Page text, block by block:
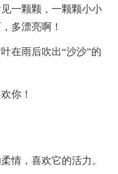
一颗颗，一颗颗小小
多漂亮啊！
雨后吹出“沙沙”的
你！
，喜欢它的活力。